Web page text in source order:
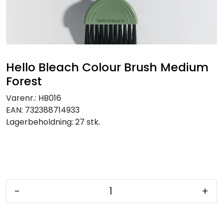
Hello Bleach Colour Brush Medium
Forest
Varenr.: HB016
EAN: 732388714933
Lagerbeholdning: 27 stk.
- +